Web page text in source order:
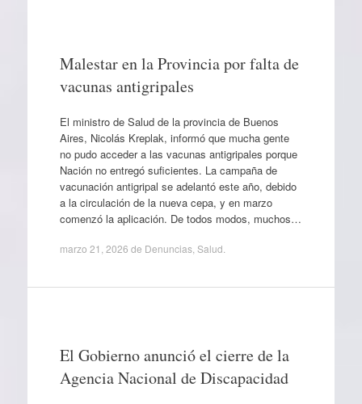
Malestar en la Provincia por falta de
vacunas antigripales
El ministro de Salud de la provincia de Buenos
Aires, Nicolás Kreplak, informó que mucha gente
no pudo acceder a las vacunas antigripales porque
Nación no entregó suficientes. La campaña de
vacunación antigripal se adelantó este año, debido
a la circulación de la nueva cepa, y en marzo
comenzó la aplicación. De todos modos, muchos…
marzo 21, 2026 de Denuncias, Salud
El Gobierno anunció el cierre de la
Agencia Nacional de Discapacidad